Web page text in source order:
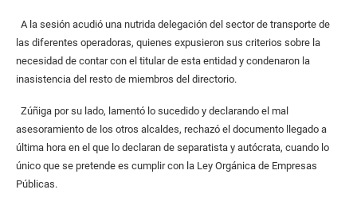
A la sesión acudió una nutrida delegación del sector de transporte de
las diferentes operadoras, quienes expusieron sus criterios sobre la
necesidad de contar con el titular de esta entidad y condenaron la
inasistencia del resto de miembros del directorio.
Zúñiga por su lado, lamentó lo sucedido y declarando el mal
asesoramiento de los otros alcaldes, rechazó el documento llegado a
última hora en el que lo declaran de separatista y autócrata, cuando lo
único que se pretende es cumplir con la Ley Orgánica de Empresas
Públicas.